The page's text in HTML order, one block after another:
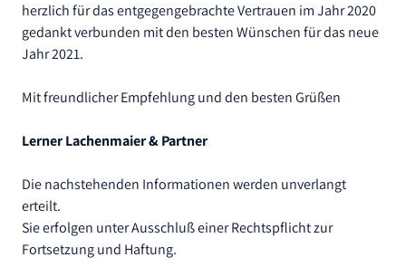
herzlich für das entgegengebrachte Vertrauen im Jahr 2020
gedankt verbunden mit den besten Wünschen für das neue
Jahr 2021.
Mit freundlicher Empfehlung und den besten Grüßen
Lerner Lachenmaier & Partner
Die nachstehenden Informationen werden unverlangt
erteilt.
Sie erfolgen unter Ausschluß einer Rechtspflicht zur
Fortsetzung und Haftung.